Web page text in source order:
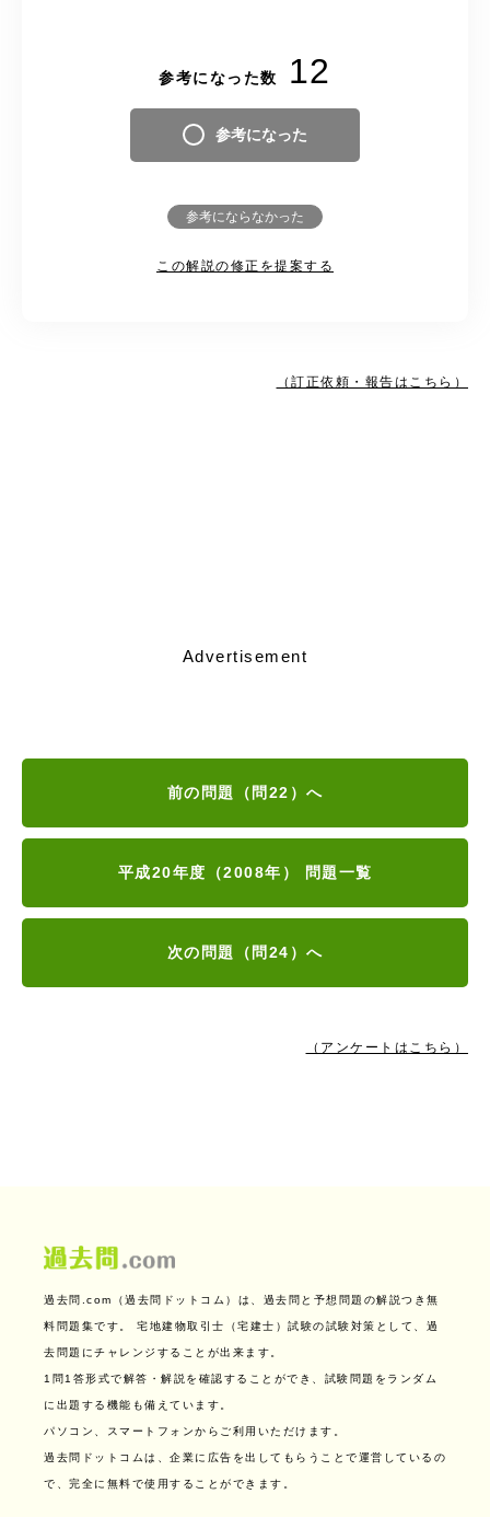
参考になった数 12
参考になった
参考にならなかった
この解説の修正を提案する
（訂正依頼・報告はこちら）
Advertisement
前の問題（問22）へ
平成20年度（2008年） 問題一覧
次の問題（問24）へ
（アンケートはこちら）
過去問.com（過去問ドットコム）は、過去問と予想問題の解説つき無
料問題集です。 宅地建物取引士（宅建士）試験の試験対策として、過
去問題にチャレンジすることが出来ます。
1問1答形式で解答・解説を確認することができ、試験問題をランダム
に出題する機能も備えています。
パソコン、スマートフォンからご利用いただけます。
過去問ドットコムは、企業に広告を出してもらうことで運営しているの
で、完全に無料で使用することができます。